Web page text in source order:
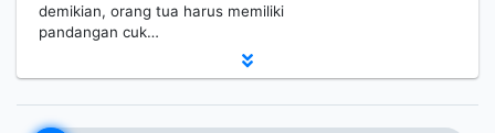
demikian, orang tua harus memiliki
pandangan cuk…